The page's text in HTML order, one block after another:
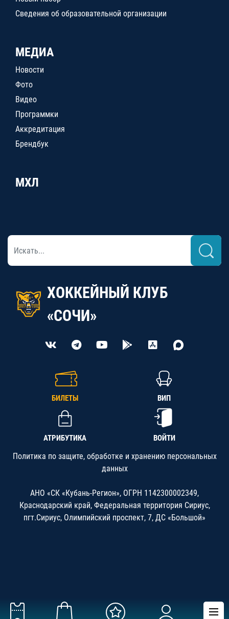
Сведения об образовательной организации
МЕДИА
Новости
Фото
Видео
Программки
Аккредитация
Брендбук
МХЛ
ХОККЕЙНЫЙ КЛУБ
«СОЧИ»
БИЛЕТЫ ВИП
АТРИБУТИКА ВОЙТИ
Политика по защите, обработке и хранению персональных
данных
АНО «СК «Кубань-Регион», ОГРН 1142300002349,
Краснодарский край, Федеральная территория Сириус,
пгт.Сириус, Олимпийский проспект, 7, ДС «Большой»